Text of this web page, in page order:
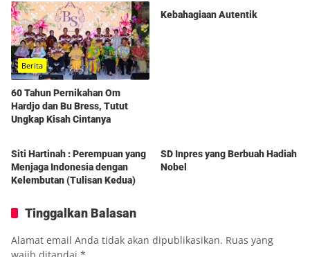
Berita
60 Tahun Pernikahan Om
Hardjo dan Bu Bress, Tutut
Ungkap Kisah Cintanya
Kebahagiaan Autentik
Berita
Siti Hartinah : Perempuan yang
Menjaga Indonesia dengan
Kelembutan (Tulisan Kedua)
SD Inpres yang Berbuah Hadiah
Nobel
Tinggalkan Balasan
Alamat email Anda tidak akan dipublikasikan. Ruas yang
wajib ditandai *